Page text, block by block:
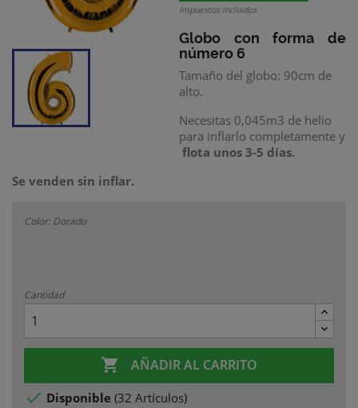
Impuestos incluidos
Globo con forma de
número 6
Tamaño del globo: 90cm de
alto.
Necesitas 0,045m3 de helio
para inflarlo completamente y
flota unos 3-5 días.
Se venden sin inflar.
Color: Dorado
Cantidad
 AÑADIR AL CARRITO
 Disponible (32 Artículos)